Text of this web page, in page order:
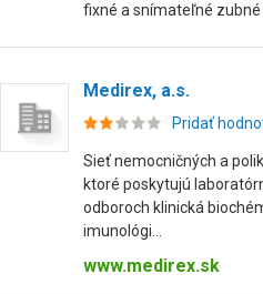
fixné a snímateľné zubné
Medirex, a.s.
Pridať
Sieť nemocničných a
ktoré poskytujú
odboroch klinická
imunológi...
www.medirex.sk